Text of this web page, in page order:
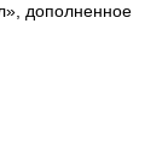
дополненное